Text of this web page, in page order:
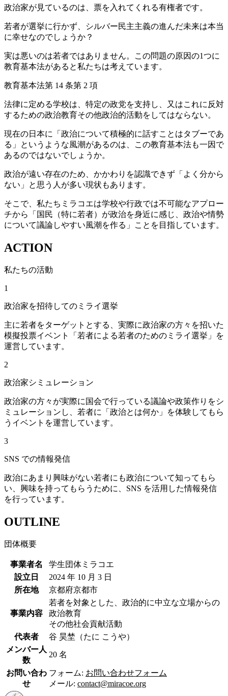
政治家が見ているのは、票を入れてくれる有権者です。
若者が選挙に行かず、シルバー民主主義の進んだ未来は本当
に幸せなのでしょうか？
実は悪いのは若者ではありません。この問題の原因の1つに
教育基本法があると私たちは考えています。
教育基本法第 14 条第 2 項
法律に定める学校は、特定の政党を支持し、又はこれに反対
するための政治教育その他政治的活動をしてはならない。
現在の日本に「政治について積極的に話すことはタブーであ
る」というような風潮があるのは、この教育基本法も一因で
あるのではないでしょうか。
政治が遠い存在のため、かかわりを認識できず「よく分から
ない」と思う人が多い現状もあります。
そこで、私たちミラコエは学校や行政では不可能なアプロー
チから「国民（特に若者）が政治を身近に感じ、政治や情勢
について議論しやすい風潮を作る」ことを目指しています。
ACTION
私たちの活動
1
政治家を招待してのミライ選挙
主に若者をターゲットとする、実際に政治家の方々を招いた
模擬投票イベント「若者による若者のためのミライ選挙」を
運営しています。
2
政治家シミュレーション
政治家の方々が実際に国会で行っている議論や政策作りをシ
ミュレーションし、若者に「政治とは何か」を体験してもら
うイベントを運営しています。
3
SNS での情報発信
政治にあまり興味がない若者にも政治について知ってもら
い、興味を持ってもらうために、SNS を活用した情報発信
を行っています。
OUTLINE
団体概要
事業者名
学生団体ミラコエ
設立日
2024 年 10 月 3 日
所在地
京都府京都市
事業内容
若者を対象とした、政治的に中立な立場からの
政治教育
その他社会貢献活動
代表者
谷 昊埜（たに こうや）
メンバー人
数
20 名
お問い合わ
せ
フォーム: お問い合わせフォーム
メール: contact@miracoe.org